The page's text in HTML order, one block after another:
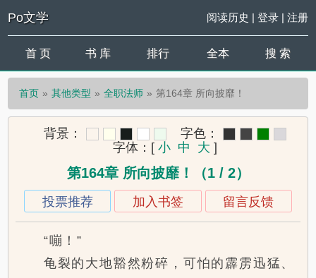
Po文学 阅读历史 | 登录| 注册
首 页 书 库 排行 全本 搜 索
首页 其他类型 全职法师 第164章 所向披靡！
背景：
字色：
字体： [ 小 中 大 ]
第164章 所向披靡！（1 / 2）
投票推荐 加入书签 留言反馈
“嘣！”
龟裂的大地豁然粉碎，可怕的霹雳迅猛、